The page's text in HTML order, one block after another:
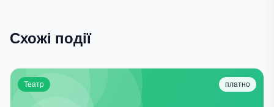
Схожі події
Театр платно